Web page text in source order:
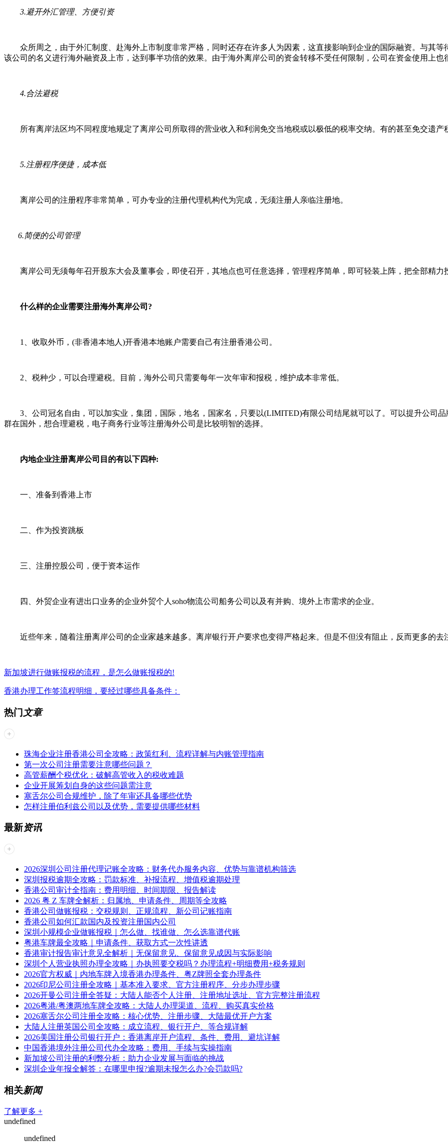
3.避开外汇管理、方便引资
众所周之，由于外汇制度、赴海外上市制度非常严格，同时还存在许多人为因素，这直接影响到企业的国际融资。与其等
该公司的名义进行海外融资及上市，达到事半功倍的效果。由于海外离岸公司的资金转移不受任何限制，公司在资金使用上也
4.合法避税
所有离岸法区均不同程度地规定了离岸公司所取得的营业收入和利润免交当地税或以极低的税率交纳。有的甚至免交遗产
5.注册程序便捷，成本低
离岸公司的注册程序非常简单，可办专业的注册代理机构代为完成，无须注册人亲临注册地。
6.简便的公司管理
离岸公司无须每年召开股东大会及董事会，即使召开，其地点也可任意选择，管理程序简单，即可轻装上阵，把全部精力
什么样的企业需要注册海外离岸公司?
1、收取外币，(非香港本地人)开香港本地账户需要自己有注册香港公司。
2、税种少，可以合理避税。目前，海外公司只需要每年一次年审和报税，维护成本非常低。
3、公司冠名自由，可以加实业，集团，国际，地名，国家名，只要以(LIMITED)有限公司结尾就可以了。可以提升公司
群在国外，想合理避税，电子商务行业等注册海外公司是比较明智的选择。
内地企业注册离岸公司目的有以下四种:
一、准备到香港上市
二、作为投资跳板
三、注册控股公司，便于资本运作
四、外贸企业有进出口业务的企业外贸个人soho物流公司船务公司以及有并购、境外上市需求的企业。
近些年来，随着注册离岸公司的企业家越来越多。离岸银行开户要求也变得严格起来。但是不但没有阻止，反而更多的去
新加坡进行做账报税的流程，是怎么做账报税的!
香港办理工作签流程明细，要经过哪些具备条件：
热门 文章
珠海企业注册香港公司全攻略：政策红利、流程详解与内账管理指南
第一次公司注册需要注意哪些问题？
高管薪酬个税优化：破解高管收入的税收难题
企业开展筹划自身的这些问题需注意
塞舌尔公司合规维护，除了年审还具备哪些优势
怎样注册伯利兹公司以及优势，需要提供哪些材料
最新资讯
2026深圳公司注册代理记账全攻略：财务代办服务内容、优势与靠谱机构筛选
深圳报税逾期全攻略：罚款标准、补报流程、增值税逾期处理
香港公司审计全指南：费用明细、时间期限、报告解读
2026 粤 Z 车牌全解析：归属地、申请条件、周期等全攻略
香港公司做账报税：交税规则、正规流程、新公司记账指南
香港公司如何汇款国内及投资注册国内公司
深圳小规模企业做账报税｜怎么做、找谁做、怎么选靠谱代账
粤港车牌最全攻略｜申请条件、获取方式一次性讲透
香港审计报告审计意见全解析｜无保留意见、保留意见成因与实际影响
深圳个人营业执照办理全攻略｜办执照要交税吗？办理流程+明细费用+税务规则
2026官方权威｜内地车牌入境香港办理条件、粤Z牌照全套办理条件
2026印尼公司注册全攻略｜基本准入要求、官方注册程序、分步办理步骤
2026开曼公司注册全答疑：大陆人能否个人注册、注册地址选址、官方完整注册流程
2026粤港/粤澳两地车牌全攻略：大陆人办理渠道、流程、购买真实价格
2026塞舌尔公司注册全攻略：核心优势、注册步骤、大陆最优开户方案
大陆人注册英国公司全攻略：成立流程、银行开户、等合规详解
2026美国注册公司银行开户：香港离岸开户流程、条件、费用、避坑详解
中国香港境外注册公司代办全攻略：费用、手续与实操指南
新加坡公司注册的利弊分析：助力企业发展与面临的挑战
深圳企业年报全解答：在哪里申报?逾期未报怎么办?会罚款吗?
相关新闻
了解更多 +
undefined
undefined